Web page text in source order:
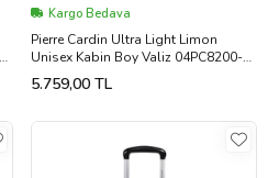
Kargo Bedava
Pierre Cardin Ultra Light Limon
Unisex Kabin Boy Valiz 04PC8200-
03
5.759,00 TL